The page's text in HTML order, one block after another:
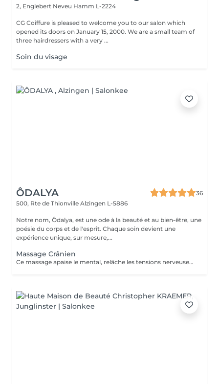
2, Englebert Neveu Hamm L-2224
CG Coiffure is pleased to welcome you to our salon which
opened its doors on January 15, 2000. We are a small team of
three hairdressers with a very ...
Soin du visage
ÔDALYA
36
500, Rte de Thionville Alzingen L-5886
Notre nom, Ôdalya, est une ode à la beauté et au bien-être, une
poésie du corps et de l'esprit. Chaque soin devient une
expérience unique, sur mesure,...
Massage Crânien
Ce massage apaise le mental, relâche les tensions nerveuses et procure relaxation profonde et lâcher-prise.